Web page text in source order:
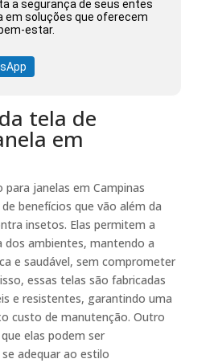
a segurança de seus entes
em soluções que oferecem
estar.
tela de
em
janelas em Campinas
benefícios que vão além da
insetos. Elas permitem a
dos ambientes, mantendo a
e saudável, sem comprometer
essas telas são fabricadas
e resistentes, garantindo uma
custo de manutenção. Outro
elas podem ser
adequar ao estilo